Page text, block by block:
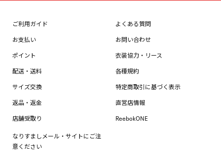
ご利用ガイド
お支払い
ポイント
配送・送料
サイズ交換
返品・返金
店舗受取り
なりすましメール・サイトにご注
意ください
よくある質問
お問い合わせ
衣装協力・リース
各種規約
特定商取引に基づく表示
直営店情報
ReebokONE